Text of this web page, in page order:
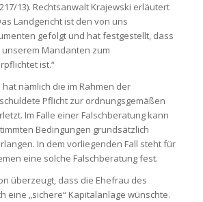
13). Rechtsanwalt Krajewski erläutert
Landgericht ist den von uns
gefolgt und hat festgestellt, dass
Mandanten zum
ist.“
nämlich die im Rahmen der
Pflicht zur ordnungsgemäßen
Im Falle einer Falschberatung kann
Bedingungen grundsätzlich
In dem vorliegenden Fall steht für
eine solche Falschberatung fest.
überzeugt, dass die Ehefrau des
eine „sichere“ Kapitalanlage wünschte.